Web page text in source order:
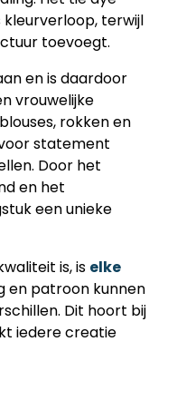
terwijl
toevoegt.
en is daardoor
vrouwelijke
rokken en
statement
Door het
en het
een unieke
is, is elke
en patroon kunnen
Dit hoort bij
iedere creatie